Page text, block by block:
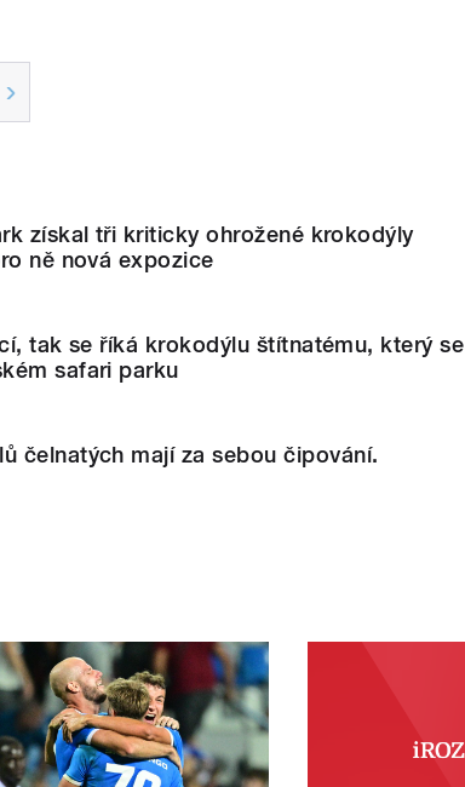
získal tři kriticky ohrožené krokodýly
ně nová expozice
tak se říká krokodýlu štítnatému, který se
safari parku
čelnatých mají za sebou čipování.